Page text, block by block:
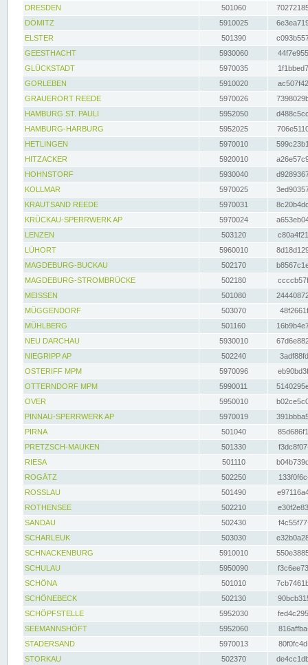
DRESDEN
501060
DÖMITZ
5910025
ELSTER
501390
GEESTHACHT
5930060
GLÜCKSTADT
5970035
GORLEBEN
5910020
GRAUERORT REEDE
5970026
HAMBURG ST. PAULI
5952050
HAMBURG-HARBURG
5952025
HETLINGEN
5970010
HITZACKER
5920010
HOHNSTORF
5930040
KOLLMAR
5970025
KRAUTSAND REEDE
5970031
KRÜCKAU-SPERRWERK AP
5970024
LENZEN
503120
LÜHORT
5960010
MAGDEBURG-BUCKAU
502170
MAGDEBURG-STROMBRÜCKE
502180
MEISSEN
501080
MÜGGENDORF
503070
MÜHLBERG
501160
NEU DARCHAU
5930010
NIEGRIPP AP
502240
OSTERIFF MPM
5970096
OTTERNDORF MPM
5990011
OVER
5950010
PINNAU-SPERRWERK AP
5970019
PIRNA
501040
PRETZSCH-MAUKEN
501330
RIESA
501110
ROGÄTZ
502250
ROSSLAU
501490
ROTHENSEE
502210
SANDAU
502430
SCHARLEUK
503030
SCHNACKENBURG
5910010
SCHULAU
5950090
SCHÖNA
501010
SCHÖNEBECK
502130
SCHÖPFSTELLE
5952030
SEEMANNSHÖFT
5952060
STADERSAND
5970013
STORKAU
502370